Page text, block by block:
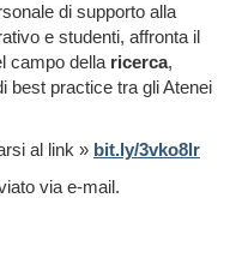
di supporto alla
e studenti, affronta il
campo della ricerca,
best practice tra gli Atenei
al link » bit.ly/3vko8lr
via e-mail.